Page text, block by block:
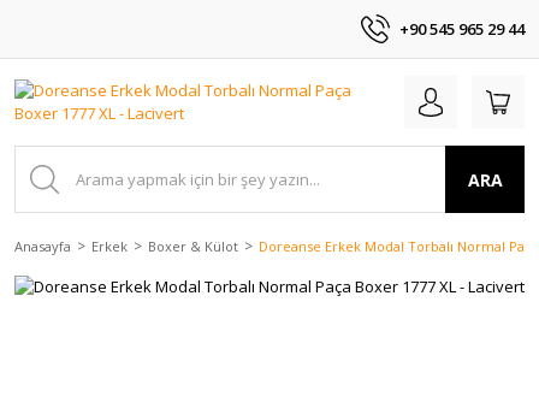
+90 545 965 29 44
ARA
Anasayfa Erkek Boxer & Külot Doreanse Erkek Modal Torbalı Normal